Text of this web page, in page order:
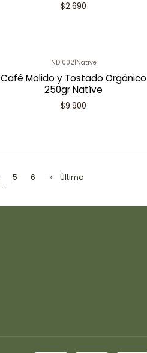
$2.690
NDI002|Native
Café Molido y Tostado Orgánico
250gr Natíve
$9.900
5 6 » Último